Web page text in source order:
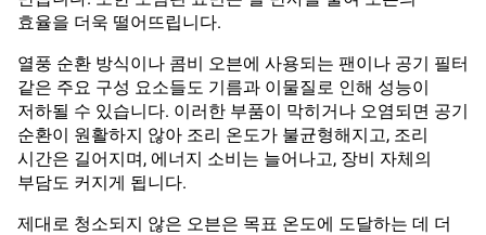
효율을 더욱 떨어뜨립니다.
열풍 순환 방식이나 콤비 오븐에 사용되는 팬이나 공기 필터
같은 주요 구성 요소들도 기름과 이물질로 인해 성능이
저하될 수 있습니다. 이러한 부품이 막히거나 오염되면 공기
순환이 원활하지 않아 조리 온도가 불균형해지고, 조리
시간은 길어지며, 에너지 소비는 늘어나고, 장비 자체의
부담도 커지게 됩니다.
제대로 청소되지 않은 오븐은 목표 온도에 도달하는 데 더